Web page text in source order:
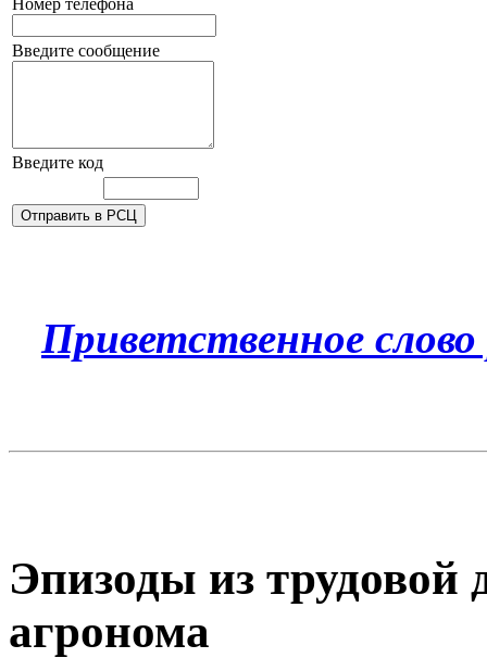
Введите сообщение
Введите код
Приветственное слово
Эпизоды из трудовой
агронома